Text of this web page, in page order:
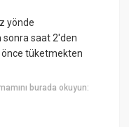
yönde
sonra saat 2'den
tüketmekten
burada okuyun: